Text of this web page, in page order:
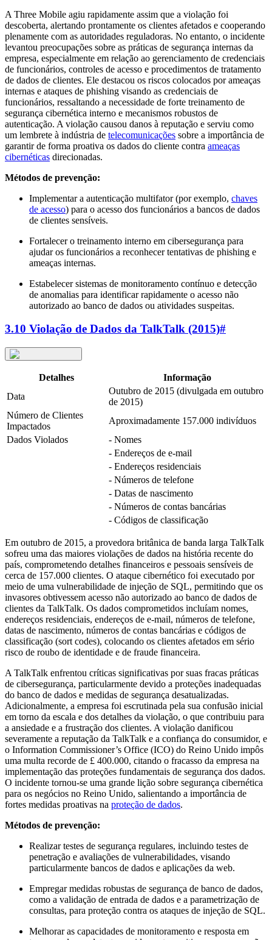
A Three Mobile agiu rapidamente assim que a violação foi
descoberta, alertando prontamente os clientes afetados e cooperando
plenamente com as autoridades reguladoras. No entanto, o incidente
levantou preocupações sobre as práticas de segurança internas da
empresa, especialmente em relação ao gerenciamento de credenciais
de funcionários, controles de acesso e procedimentos de tratamento
de dados de clientes. Ele destacou os riscos colocados por ameaças
internas e ataques de phishing visando as credenciais de
funcionários, ressaltando a necessidade de forte treinamento de
segurança cibernética interno e mecanismos robustos de
autenticação. A violação causou danos à reputação e serviu como
um lembrete à indústria de telecomunicações sobre a importância de
garantir de forma proativa os dados do cliente contra ameaças
cibernéticas direcionadas.
Métodos de prevenção:
Implementar a autenticação multifator (por exemplo, chaves
de acesso) para o acesso dos funcionários a bancos de dados
de clientes sensíveis.
Fortalecer o treinamento interno em cibersegurança para
ajudar os funcionários a reconhecer tentativas de phishing e
ameaças internas.
Estabelecer sistemas de monitoramento contínuo e detecção
de anomalias para identificar rapidamente o acesso não
autorizado ao banco de dados ou atividades suspeitas.
3.10 Violação de Dados da TalkTalk (2015)#
Detalhes
Informação
Data
Outubro de 2015 (divulgada em outubro
de 2015)
Número de Clientes
Impactados
Aproximadamente 157.000 indivíduos
Dados Violados
- Nomes
- Endereços de e-mail
- Endereços residenciais
- Números de telefone
- Datas de nascimento
- Números de contas bancárias
- Códigos de classificação
Em outubro de 2015, a provedora britânica de banda larga TalkTalk
sofreu uma das maiores violações de dados na história recente do
país, comprometendo detalhes financeiros e pessoais sensíveis de
cerca de 157.000 clientes. O ataque cibernético foi executado por
meio de uma vulnerabilidade de injeção de SQL, permitindo que os
invasores obtivessem acesso não autorizado ao banco de dados de
clientes da TalkTalk. Os dados comprometidos incluíam nomes,
endereços residenciais, endereços de e-mail, números de telefone,
datas de nascimento, números de contas bancárias e códigos de
classificação (sort codes), colocando os clientes afetados em sério
risco de roubo de identidade e de fraude financeira.
A TalkTalk enfrentou críticas significativas por suas fracas práticas
de cibersegurança, particularmente devido a proteções inadequadas
do banco de dados e medidas de segurança desatualizadas.
Adicionalmente, a empresa foi escrutinada pela sua confusão inicial
em torno da escala e dos detalhes da violação, o que contribuiu para
a ansiedade e a frustração dos clientes. A violação danificou
severamente a reputação da TalkTalk e a confiança do consumidor, e
o Information Commissioner’s Office (ICO) do Reino Unido impôs
uma multa recorde de £ 400.000, citando o fracasso da empresa na
implementação das proteções fundamentais de segurança dos dados.
O incidente tornou-se uma grande lição sobre segurança cibernética
para os negócios no Reino Unido, salientando a importância de
fortes medidas proativas na proteção de dados.
Métodos de prevenção:
Realizar testes de segurança regulares, incluindo testes de
penetração e avaliações de vulnerabilidades, visando
particularmente bancos de dados e aplicações da web.
Empregar medidas robustas de segurança de banco de dados,
como a validação de entrada de dados e a parametrização de
consultas, para proteção contra os ataques de injeção de SQL.
Melhorar as capacidades de monitoramento e resposta em